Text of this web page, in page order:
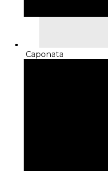
Caponata